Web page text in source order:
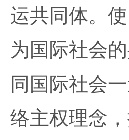
运共同体。
为国际社会
同国际社会
络主权理念